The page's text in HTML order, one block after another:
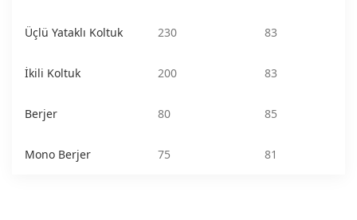
Üçlü Yataklı Koltuk 230 83
İkili Koltuk 200 83
Berjer 80 85
Mono Berjer 75 81